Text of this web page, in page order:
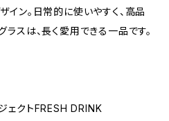
ン。日常的に使いやすく、高品
スは、長く愛用できる一品です。
クトFRESH DRINK